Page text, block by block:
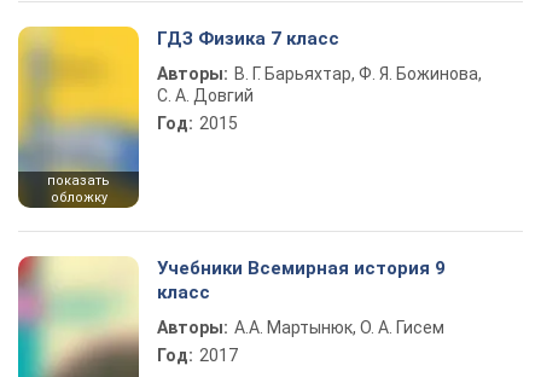
показать
обложку
ГДЗ Физика 7 класс
Авторы: В. Г. Барьяхтар, Ф. Я. Божинова,
С. А. Довгий
Год: 2015
Учебники Всемирная история 9
класс
Авторы: А.А. Мартынюк, О. А. Гисем
Год: 2017